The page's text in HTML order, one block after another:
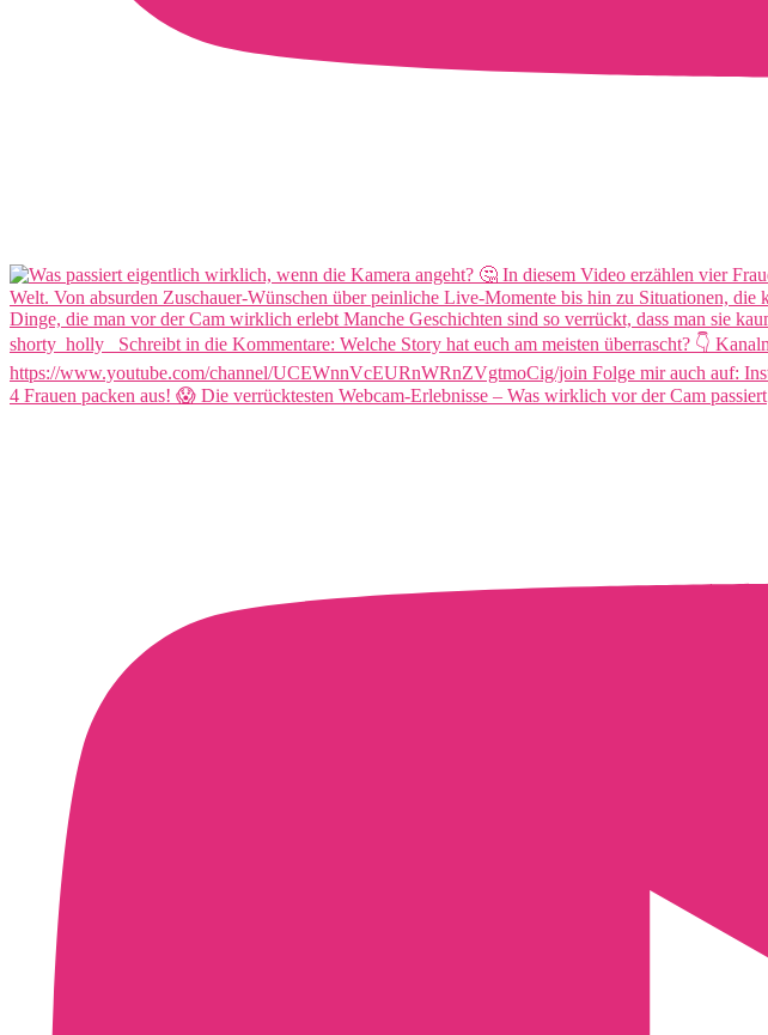
4 Frauen packen aus! 😱 Die verrücktesten Webcam-Erlebnisse – Was wirklich vor der Cam passiert